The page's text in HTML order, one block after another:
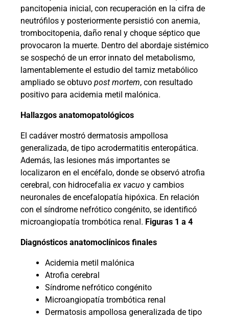
pancitopenia inicial, con recuperación en la cifra de
neutrófilos y posteriormente persistió con anemia,
trombocitopenia, daño renal y choque séptico que
provocaron la muerte. Dentro del abordaje sistémico
se sospechó de un error innato del metabolismo,
lamentablemente el estudio del tamiz metabólico
ampliado se obtuvo post mortem, con resultado
positivo para acidemia metil malónica.
Hallazgos anatomopatológicos
El cadáver mostró dermatosis ampollosa
generalizada, de tipo acrodermatitis enteropática.
Además, las lesiones más importantes se
localizaron en el encéfalo, donde se observó atrofia
cerebral, con hidrocefalia ex vacuo y cambios
neuronales de encefalopatía hipóxica. En relación
con el síndrome nefrótico congénito, se identificó
microangiopatía trombótica renal. Figuras 1 a 4
Diagnósticos anatomoclínicos finales
Acidemia metil malónica
Atrofia cerebral
Síndrome nefrótico congénito
Microangiopatía trombótica renal
Dermatosis ampollosa generalizada de tipo